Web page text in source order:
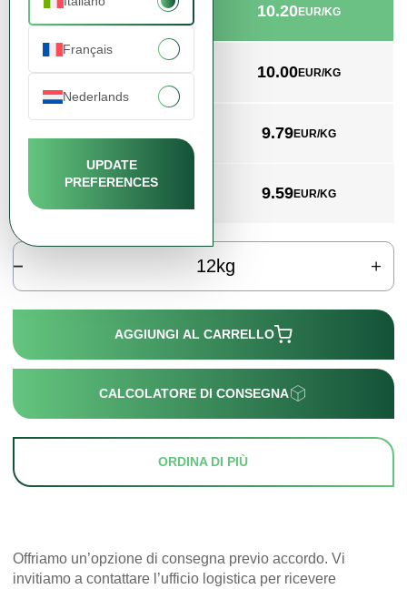
Français
Nederlands
UPDATE
PREFERENCES
min. 12kg 10.20EUR/KG
min. 1008kg 10.00EUR/KG
9.79EUR/KG
9.59EUR/KG
kg
AGGIUNGI AL CARRELLO
CALCOLATORE DI CONSEGNA
ORDINA DI PIÙ
Offriamo un’opzione di consegna previo accordo. Vi
invitiamo a contattare l’ufficio logistica per ricevere